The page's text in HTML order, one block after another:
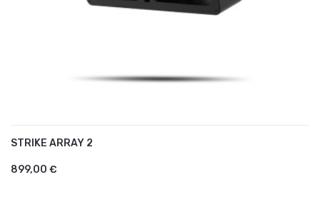
STRIKE ARRAY 2
899,00 €